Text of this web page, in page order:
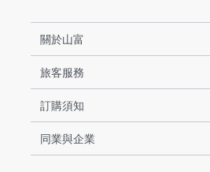
關於山富
旅客服務
訂購須知
同業與企業